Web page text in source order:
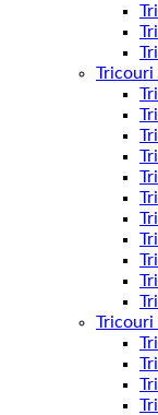
Tricouri
Tricouri